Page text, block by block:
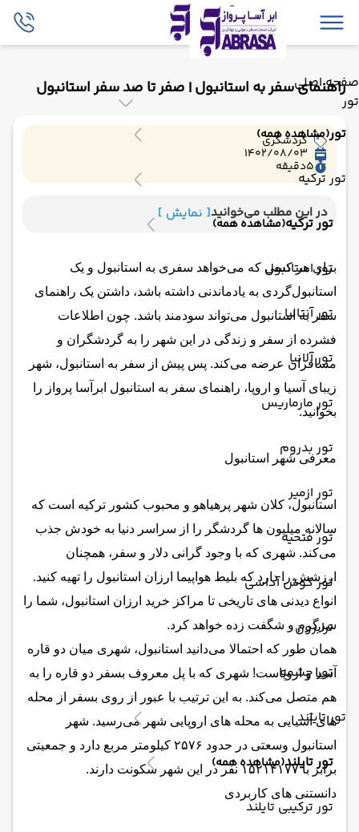
صفحه اصلی
تور
تور(مشاهده همه)
تور ترکیه
تور ترکیه(مشاهده همه)
تور استانبول
تور آنتالیا
تور آلانیا
تور مارماریس
تور بدروم
تور ازمیر
تور فتحیه
تور کوش آداسی
ترابزون
تور چشمه
تور تایلند
تور تایلند(مشاهده همه)
تور ترکیبی تایلند
راهنمای سفر به استانبول | صفر تا صد سفر استانبول
گردشگری
1402/08/03
5دقیقه
در این مطلب می‌خوانید[ نمایش ]
برای هر کسی که می‌خواهد سفری به استانبول و یک
استانبول‌گردی به یادماندنی داشته باشد، داشتن یک راهنمای
سفر به استانبول می‌تواند سودمند باشد. چون اطلاعات
فشرده از سفر و زندگی در این شهر را به گردشگران و
مسافران عرضه می‌کند. پس پیش از سفر به استانبول، شهر
زیبای آسیا و اروپا، راهنمای سفر به استانبول ابرآسا پرواز را
بخوانید.
معرفی شهر استانبول
استانبول، کلان شهر پرهیاهو و محبوب کشور ترکیه است که
سالانه میلیون ها گردشگر را از سراسر دنیا به خودش جذب
می‌کند. شهری که با وجود گرانی دلار و سفر، همچنان
ارزشش را دارد که بلیط هواپیما ارزان استانبول را تهیه کنید.
انواع دیدنی های تاریخی تا مراکز خرید ارزان استانبول، شما را
سرگرم و شگفت زده خواهد کرد.
همان طور که احتمالا می‌دانید استانبول، شهری میان دو قاره
آسیا و اروپاست! شهری که با پل معروف بسفر دو قاره را به
هم متصل می‌کند. به این ترتیب با عبور از روی بسفر از محله
های آسیایی به محله های اروپایی شهر می‌رسید. شهر
استانبول وسعتی در حدود ۲۵۷۶ کیلومتر مربع دارد و جمعیتی
برابر با ۱۵۲۱۴۱۷۷ نفر در این شهر سکونت دارند.
دانستنی های کاربردی